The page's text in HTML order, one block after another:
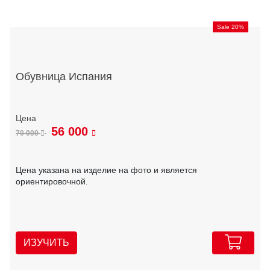
Sale 20%
Обувница Испания
70 000 56 000
Цена указана на изделие на фото и является
ориентировочной.
ИЗУЧИТЬ